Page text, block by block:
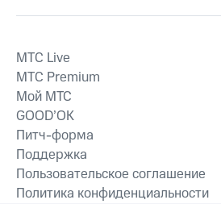
MTС Live
MTС Premium
Мой МТС
GOOD’OK
Питч-форма
Поддержка
Пользовательское соглашение
Политика конфиденциальности